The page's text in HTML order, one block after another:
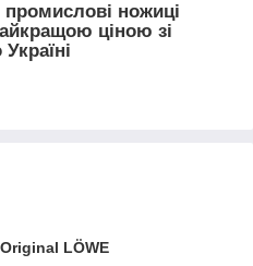
промислові ножиці
ціною зі
Original LÖWE